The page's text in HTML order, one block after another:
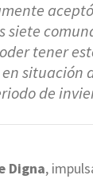
siete
tener
situación
de
Digna,